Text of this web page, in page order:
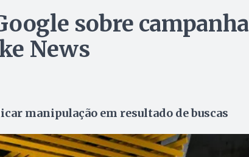
sobre campanha
News
manipulação em resultado de buscas